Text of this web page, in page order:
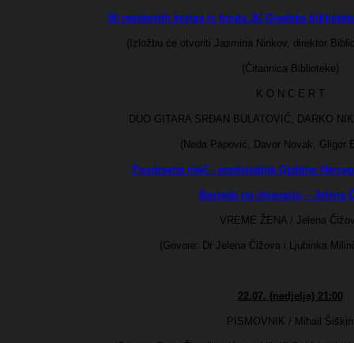
50 najstarijih knjiga iz fonda JU Gradska
(Izložbu će otvoriti Jasmina Ninkov, direktor
(Čitaonica Biblioteke)
K O N C E R T
DUO GITARA SRĐAN BULATOVIĆ, DARKO
(Neda Papović, Davor Novak, Gligor
Pozdravna riječ - predsjednik Opštine
Besjeda na otvaranju – Jelena
VREME ŽENA / Jelena
(Govore: Dr Jelena Čižova i Ljubinka
22.07. (nedjelja) 21:00
PISMOVNIK / Mihail Šiškin